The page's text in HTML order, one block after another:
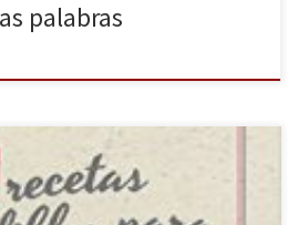
palabras
ya sea a la hora de hablar o de escribir,